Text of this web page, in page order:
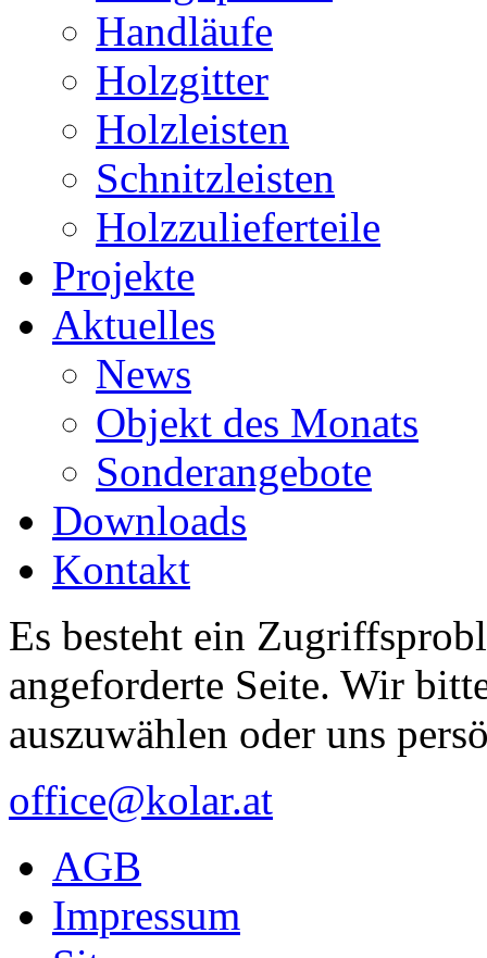
Handläufe
Holzgitter
Holzleisten
Schnitzleisten
Holzzulieferteile
Projekte
Aktuelles
News
Objekt des Monats
Sonderangebote
Downloads
Kontakt
Es besteht ein
angeforderte Seite. Wir
auszuwählen oder uns
office@kolar.at
AGB
Impressum